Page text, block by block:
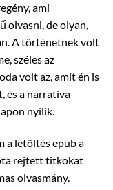
ami
olvasni, de olyan,
A történetnek volt
széles az
volt az, amit én is
és a narratíva
nyílik.
a letöltés epub a
rejtett titkokat
olvasmány.